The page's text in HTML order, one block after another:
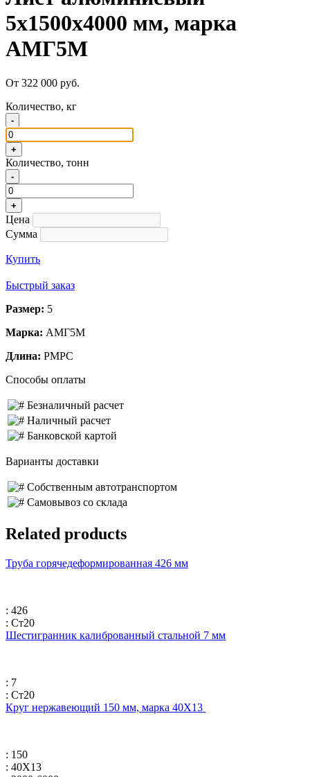
5х1500х4000 мм, марка
АМГ5М
От 322 000 руб.
Количество, кг
-
+
Количество, тонн
-
+
Цена
Сумма
Купить
Быстрый заказ
Размер: 5
Марка: АМГ5М
Длина: РМРС
Способы оплаты
Безналичный расчет
Наличный расчет
Банковской картой
Варианты доставки
Собственным автотранспортом
Самовывоз со склада
Related products
Труба горячедеформированная 426 мм
: 426
: Ст20
Шестигранник калиброванный стальной 7 мм
: 7
: Ст20
Круг нержавеющий 150 мм, марка 40Х13
: 150
: 40Х13